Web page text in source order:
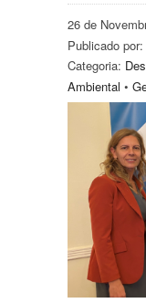
26 de
Publicado por:
Categoria:
Ambiental •